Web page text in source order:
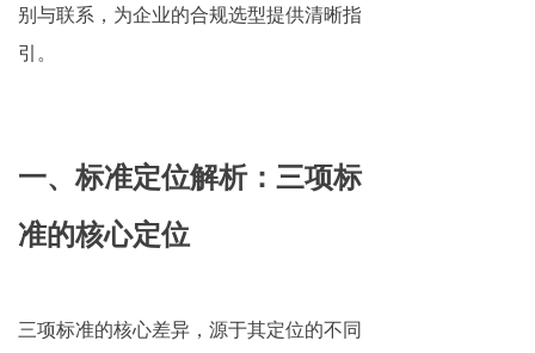
别与联系，为企业的合规选型提供清晰指
引。
一、标准定位解析：三项标
准的核心定位
三项标准的核心差异，源于其定位的不同